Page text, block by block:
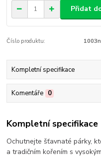
Přidat
Číslo produktu: 1003n
Kompletní specifikace
Komentáře 0
Kompletní specifikace
Ochutnejte šťavnaté párky,
a tradičním kořením s